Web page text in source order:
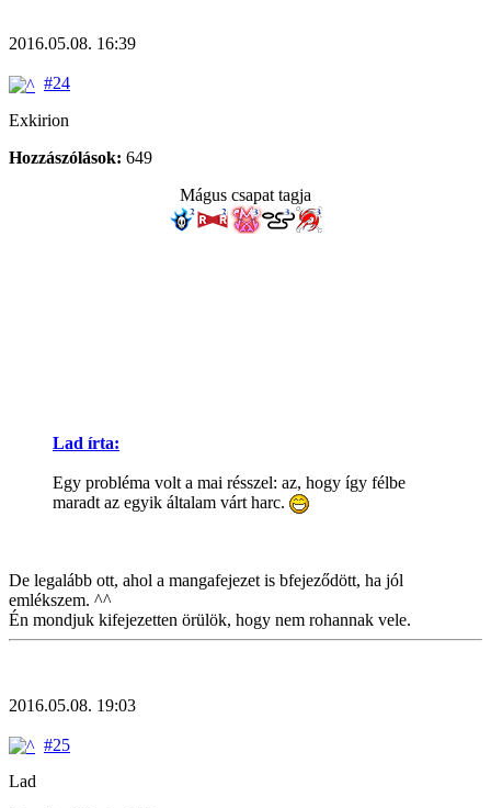
2016.05.08. 16:39
#24
Exkirion
Hozzászólások: 649
Mágus csapat tagja
Lad írta:
Egy probléma volt a mai résszel: az, hogy így félbe
maradt az egyik általam várt harc.
De legalább ott, ahol a mangafejezet is bfejeződött, ha jól
emlékszem. ^^
Én mondjuk kifejezetten örülök, hogy nem rohannak vele.
2016.05.08. 19:03
#25
Lad